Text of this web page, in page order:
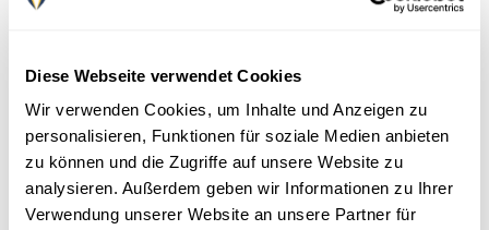
Diese Webseite verwendet Cookies
Wir verwenden Cookies, um Inhalte und Anzeigen zu
personalisieren, Funktionen für soziale Medien anbieten
zu können und die Zugriffe auf unsere Website zu
analysieren. Außerdem geben wir Informationen zu Ihrer
Verwendung unserer Website an unsere Partner für
I Minivan